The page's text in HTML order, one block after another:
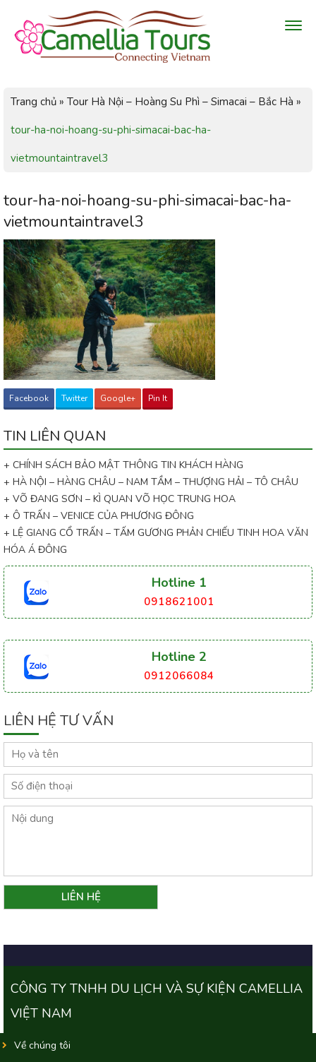
Trang chủ » Tour Hà Nội – Hoàng Su Phì – Simacai – Bắc Hà »
tour-ha-noi-hoang-su-phi-simacai-bac-ha-
vietmountaintravel3
tour-ha-noi-hoang-su-phi-simacai-bac-ha-
vietmountaintravel3
Facebook Twitter Google+ Pin It
TIN LIÊN QUAN
+ CHÍNH SÁCH BẢO MẬT THÔNG TIN KHÁCH HÀNG
+ HÀ NỘI – HÀNG CHÂU – NAM TẦM – THƯỢNG HẢI – TÔ CHÂU
+ VÕ ĐANG SƠN – KÌ QUAN VÕ HỌC TRUNG HOA
+ Ô TRẤN – VENICE CỦA PHƯƠNG ĐÔNG
+ LỆ GIANG CỔ TRẤN – TẤM GƯƠNG PHẢN CHIẾU TINH HOA VĂN
HÓA Á ĐÔNG
Hotline 1
0918621001
Hotline 2
0912066084
LIÊN HỆ TƯ VẤN
CÔNG TY TNHH DU LỊCH VÀ SỰ KIỆN CAMELLIA
VIỆT NAM
Về chúng tôi